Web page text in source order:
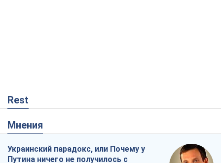
Rest
Мнения
Украинский парадокс, или Почему у
Путина ничего не получилось с